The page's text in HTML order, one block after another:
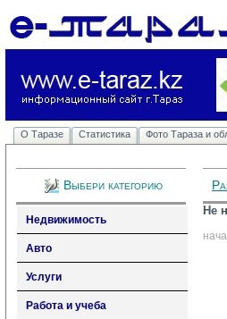
О Таразе Статистика Фото Тараза и
Выбери категорию
Недвижимость
Авто
Услуги
Работа и учеба
Не